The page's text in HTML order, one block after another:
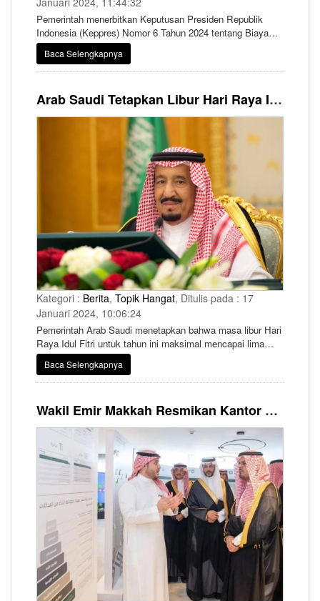
Pemerintah menerbitkan Keputusan Presiden Republik
Indonesia (Keppres) Nomor 6 Tahun 2024 tentang Biaya
Penyelenggaraan Ibadah Haji Tahun 1445 Hijriah/2024
Masehi yang Bersumber dari Biaya Perjalanan Ibadah Haji
dan Nilai Manfaat. Peraturan ini ditandatangani Presiden RI
Baca Selengkapnya
Arab Saudi Tetapkan Libur Hari Raya Idul Fitri Maksimal 5 Hari Kerja
Kategori : Berita, Topik Hangat, Ditulis pada : 17
Januari 2024, 10:06:24
Pemerintah Arab Saudi menetapkan bahwa masa libur Hari
Raya Idul Fitri untuk tahun ini maksimal mencapai lima
hari. Penetapan itu setelah rapat kabinet Saudi, yang
dipimpin secara langsung oleh Raja Salman, menyepakati
amandemen terbaru untuk ketentuan libur Idul Fitri dan Idul
Baca Selengkapnya
Wakil Emir Makkah Resmikan Kantor Pusat Komisi Kerajaan untuk Pengembangan Kota Suci Makkah